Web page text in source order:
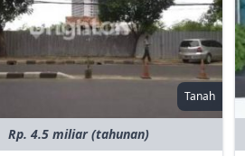
Tanah
Rp. 4.5 miliar (tahunan)